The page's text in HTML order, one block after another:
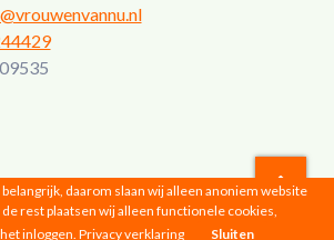
Nu © 2026 |Privacyverklaring
daarom slaan wij alleen anoniem website
rest plaatsen wij alleen functionele cookies,
inloggen. Privacy verklaring Sluiten